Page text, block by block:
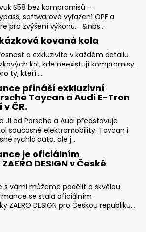
S58 bez kompromisů –
softwarové vyřazení OPF a
pro zvýšení výkonu. &nbs...
kovaná kola
a exkluzivita v každém detailu
kol, kde neexistují kompromisy.
ty, kteří ...
přináší exkluzivní
Taycan a Audi E-Tron
ČR.
J1 od Porsche a Audi představuje
současné elektromobility. Taycan i
rychlá auta, ale j...
je oficiálním
DESIGN v České
s vámi můžeme podělit o skvělou
se stala oficiálním
ZAERO DESIGN pro Českou republiku...